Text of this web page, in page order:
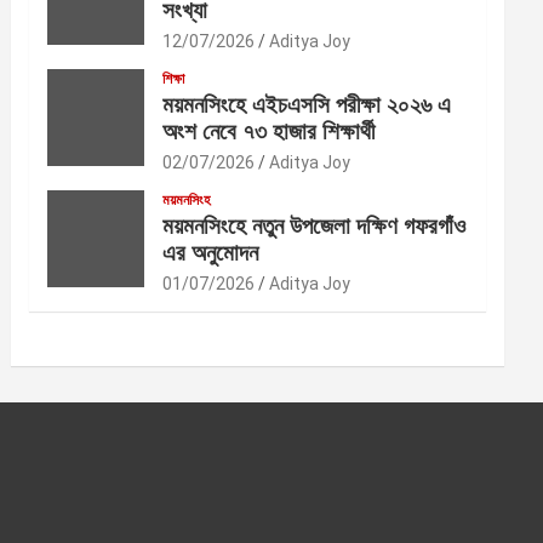
সংখ্যা
12/07/2026 Aditya Joy
শিক্ষা
ময়মনসিংহে এইচএসসি পরীক্ষা ২০২৬ এ
অংশ নেবে ৭৩ হাজার শিক্ষার্থী
02/07/2026 Aditya Joy
ময়মনসিংহ
ময়মনসিংহে নতুন উপজেলা দক্ষিণ গফরগাঁও
এর অনুমোদন
01/07/2026 Aditya Joy